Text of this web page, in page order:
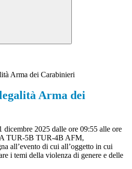
Arma dei Carabinieri
Arma dei
dicembre 2025 dalle ore 09:55 alle ore
TUR-5B TUR-4B AFM,
all’evento di cui all’oggetto in cui
i temi della violenza di genere e delle